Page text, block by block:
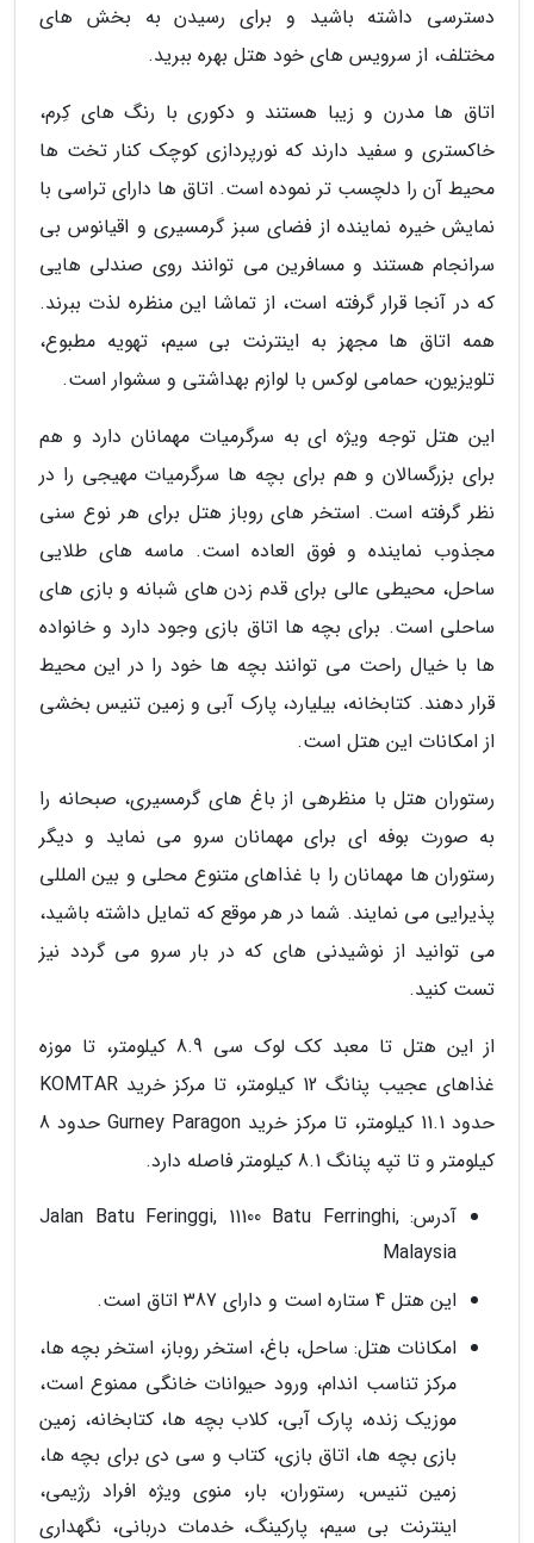
دسترسی داشته باشید و برای رسیدن به بخش های
مختلف، از سرویس های خود هتل بهره ببرید.
اتاق ها مدرن و زیبا هستند و دکوری با رنگ های کِرم،
خاکستری و سفید دارند که نورپردازی کوچک کنار تخت ها
محیط آن را دلچسب تر نموده است. اتاق ها دارای تراسی با
نمایش خیره نماینده از فضای سبز گرمسیری و اقیانوس بی
سرانجام هستند و مسافرین می توانند روی صندلی هایی
که در آنجا قرار گرفته است، از تماشا این منظره لذت ببرند.
همه اتاق ها مجهز به اینترنت بی سیم، تهویه مطبوع،
تلویزیون، حمامی لوکس با لوازم بهداشتی و سشوار است.
این هتل توجه ویژه ای به سرگرمیات مهمانان دارد و هم
برای بزرگسالان و هم برای بچه ها سرگرمیات مهیجی را در
نظر گرفته است. استخر های روباز هتل برای هر نوع سنی
مجذوب نماینده و فوق العاده است. ماسه های طلایی
ساحل، محیطی عالی برای قدم زدن های شبانه و بازی های
ساحلی است. برای بچه ها اتاق بازی وجود دارد و خانواده
ها با خیال راحت می توانند بچه ها خود را در این محیط
قرار دهند. کتابخانه، بیلیارد، پارک آبی و زمین تنیس بخشی
از امکانات این هتل است.
رستوران هتل با منظرهی از باغ های گرمسیری، صبحانه را
به صورت بوفه ای برای مهمانان سرو می نماید و دیگر
رستوران ها مهمانان را با غذاهای متنوع محلی و بین المللی
پذیرایی می نمایند. شما در هر موقع که تمایل داشته باشید،
می توانید از نوشیدنی های که در بار سرو می گردد نیز
تست کنید.
از این هتل تا معبد کک لوک سی 8.9 کیلومتر، تا موزه
غذاهای عجیب پنانگ 12 کیلومتر، تا مرکز خرید KOMTAR
حدود 11.1 کیلومتر، تا مرکز خرید Gurney Paragon حدود 8
کیلومتر و تا تپه پنانگ 8.1 کیلومتر فاصله دارد.
آدرس: Jalan Batu Feringgi, 11100 Batu Ferringhi,
Malaysia
این هتل 4 ستاره است و دارای 387 اتاق است.
امکانات هتل: ساحل، باغ، استخر روباز، استخر بچه ها،
مرکز تناسب اندام، ورود حیوانات خانگی ممنوع است،
موزیک زنده، پارک آبی، کلاب بچه ها، کتابخانه، زمین
بازی بچه ها، اتاق بازی، کتاب و سی دی برای بچه ها،
زمین تنیس، رستوران، بار، منوی ویژه افراد رژیمی،
اینترنت بی سیم، پارکینگ، خدمات دربانی، نگهداری